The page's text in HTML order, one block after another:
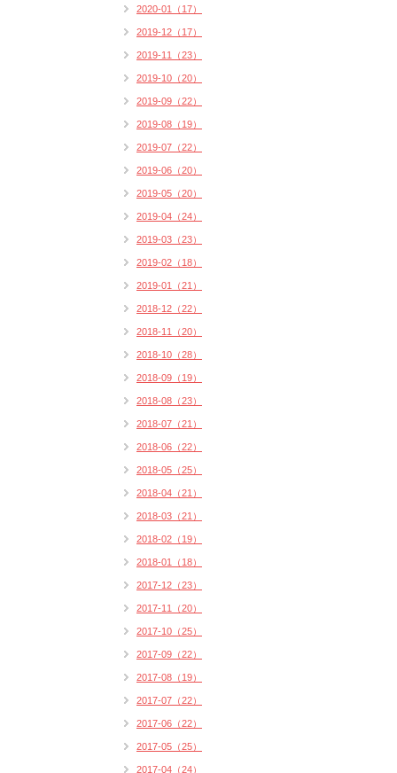
2020-01（17）
2019-12（17）
2019-11（23）
2019-10（20）
2019-09（22）
2019-08（19）
2019-07（22）
2019-06（20）
2019-05（20）
2019-04（24）
2019-03（23）
2019-02（18）
2019-01（21）
2018-12（22）
2018-11（20）
2018-10（28）
2018-09（19）
2018-08（23）
2018-07（21）
2018-06（22）
2018-05（25）
2018-04（21）
2018-03（21）
2018-02（19）
2018-01（18）
2017-12（23）
2017-11（20）
2017-10（25）
2017-09（22）
2017-08（19）
2017-07（22）
2017-06（22）
2017-05（25）
2017-04（24）